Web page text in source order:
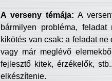
A verseny témája: A
bármilyen probléma, feladat
kikötés van csak: a feladat
vagy már meglévő
fejlesztő kitek, érzékelők,
elkészítenie.